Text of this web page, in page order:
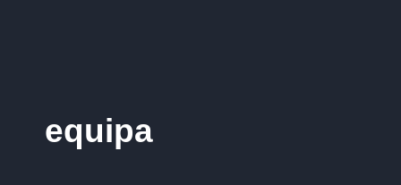
equipa